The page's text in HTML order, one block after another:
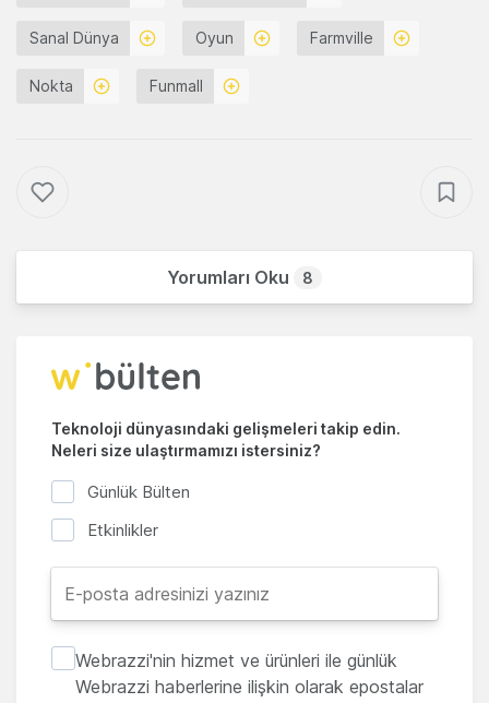
Sanal Dünya Oyun Farmville
Nokta Funmall
Yorumları Oku 8
Teknoloji dünyasındaki gelişmeleri takip edin.
Neleri size ulaştırmamızı istersiniz?
Günlük Bülten
Etkinlikler
Webrazzi'nin hizmet ve ürünleri ile günlük
Webrazzi haberlerine ilişkin olarak epostalar